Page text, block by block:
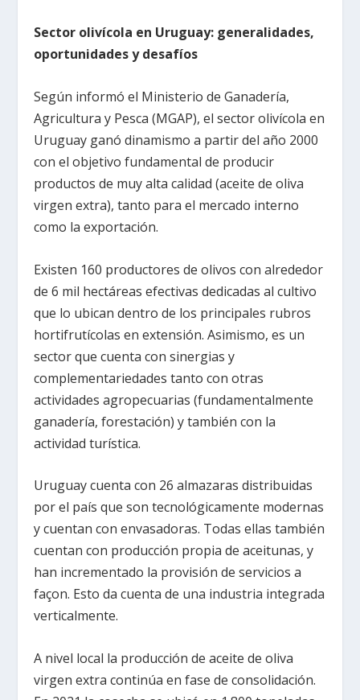
Sector olivícola en Uruguay: generalidades,
oportunidades y desafíos
Según informó el Ministerio de Ganadería,
Agricultura y Pesca (MGAP), el sector olivícola en
Uruguay ganó dinamismo a partir del año 2000
con el objetivo fundamental de producir
productos de muy alta calidad (aceite de oliva
virgen extra), tanto para el mercado interno
como la exportación.
Existen 160 productores de olivos con alrededor
de 6 mil hectáreas efectivas dedicadas al cultivo
que lo ubican dentro de los principales rubros
hortifrutícolas en extensión. Asimismo, es un
sector que cuenta con sinergias y
complementariedades tanto con otras
actividades agropecuarias (fundamentalmente
ganadería, forestación) y también con la
actividad turística.
Uruguay cuenta con 26 almazaras distribuidas
por el país que son tecnológicamente modernas
y cuentan con envasadoras. Todas ellas también
cuentan con producción propia de aceitunas, y
han incrementado la provisión de servicios a
façon. Esto da cuenta de una industria integrada
verticalmente.
A nivel local la producción de aceite de oliva
virgen extra continúa en fase de consolidación.